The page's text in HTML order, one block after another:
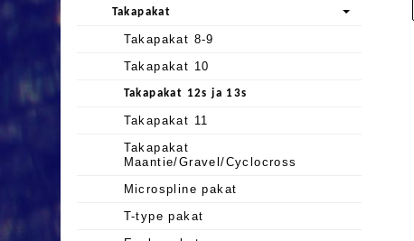
Takapakat
Takapakat 8-9
Takapakat 10
Takapakat 12s ja 13s
Takapakat 11
Takapakat
Maantie/Gravel/Cyclocross
Microspline pakat
T-type pakat